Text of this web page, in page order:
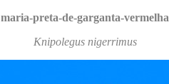
maria-preta-de-garganta-vermelha
Knipolegus nigerrimus